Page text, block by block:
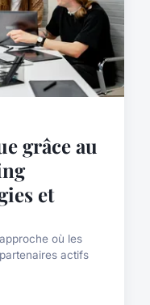
grâce au
et
où les
actifs